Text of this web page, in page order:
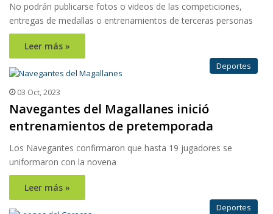
No podrán publicarse fotos o videos de las competiciones,
entregas de medallas o entrenamientos de terceras personas
Leer más »
Deportes
03 Oct, 2023
Navegantes del Magallanes inició
entrenamientos de pretemporada
Los Navegantes confirmaron que hasta 19 jugadores se
uniformaron con la novena
Leer más »
Deportes